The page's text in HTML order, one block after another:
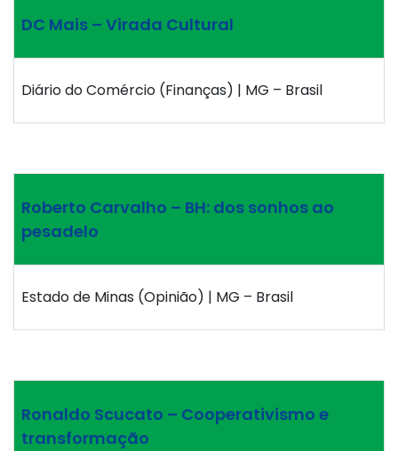
DC Mais – Virada Cultural
Diário do Comércio (Finanças) | MG – Brasil
Roberto Carvalho – BH: dos sonhos ao
pesadelo
Estado de Minas (Opinião) | MG – Brasil
Ronaldo Scucato – Cooperativismo e
transformação